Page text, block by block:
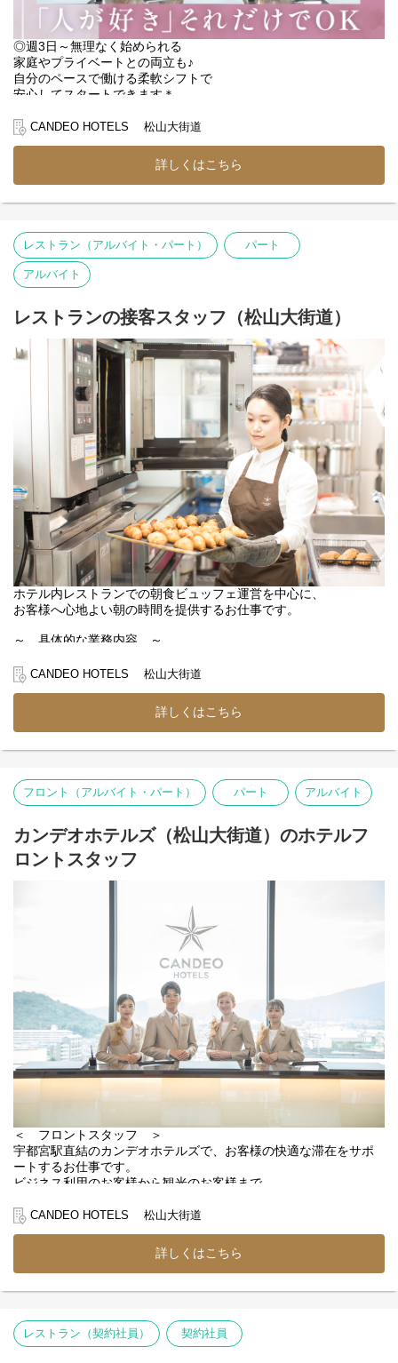
少しずつ業務に慣れていけます♪
▼1日の仕事の流れをご紹介
【フロントスタッフの1日（日勤例）】
08:00｜出勤・引き継ぎ
09:00｜チェックイン事前準備
11:00｜チェックアウト対応
精算・鍵の回収・お荷物の預かり
13:00｜お部屋の最終チェック
清掃後のお部屋をチェックリストに沿って確認
15:00｜チェックイン開始
（お部屋・館内のご案内・精算）
17:00｜退勤
遅番スタッフへ引き継ぎを行い、業務終了！
23:00｜出勤・引き継ぎ
23:30｜在庫管理、システム更新
その日にチェックインしたお客様の
顧客管理を行うためのシステム更新
05:00｜お客様対応とPC業務など
お客様からの問い合わせ対応（ない場合もあり）
他、口コミサイトへの返信、各種旅行サイトの更新など
08:00｜退勤
日勤スタッフへ引き継ぎを行い、業務終了！
【働く環境】
利用されるお客様は日本人の方が多いので
英語が話せなくても問題ありません◎
観光や出張など、さまざまなお客様と関われるので、
接客の幅を広げたい方にも最適◎
高級感あふれるインテリアと清潔感が魅力のホテル！
落ち着いた空間の中で、丁寧な接客を大切にしながら、
地元松山を離れず、四つ星ホテルで働きたい！そんな方大歓迎！
転勤もないので腰を据えて働けます。
◎週3日～無理なく始められる
家庭やプライベートとの両立も♪
自分のペースで働ける柔軟シフトで
安心してスタートできます＊
接客マニュアルも充実しているので
一つずつ覚えていける環境です＊
◎副業・WワークもOK♪
スキマ時間を有効活用したい方も、
◎アルバイト・パートさんにも賞与あり！
しっかり稼げるお仕事です！
そんな温かな文化こそが当社の誇れる自慢です！
業務は常にチーム制なので、「こんな時どうしよう。。」
そんな些細な不安も、すぐ共有し合える環境です◎
＊【主なお仕事はコチラ】＊
◆ホテル業界に興味がある方必見◆
カンデオホテルズのフロントスタッフとして
ホテルの「顔」として働いてみませんか？
【フロント業務】
＊チェックイン?アウト対応
＊予約管理システム操作
※PCでの簡単なデータ入力
＊電話対応
＊観光案内対応
【バックオフィス業務】
＊客室点検・備品管理
【その他】
一人で抱え込む心配はありません◎
最初は先輩スタッフのサポートを受けながら、
少しずつ業務に慣れていけます♪
08:00｜出勤・引き継ぎ
09:00｜チェックイン事前準備
予約状況の確認、清掃指示書の作成
11:00｜チェックアウト対応
精算・鍵の回収・お荷物の預かり
12:00｜お昼休憩
清掃後のお部屋をチェックリストに沿って確認
本日のお客様をお出迎え
（お部屋・館内のご案内・精算）
遅番スタッフへ引き継ぎを行い、業務終了！
【フロントスタッフの1日（夜勤例）】
23:00｜出勤・引き継ぎ
23:30｜在庫管理、システム更新
その日にチェックインしたお客様の
顧客管理を行うためのシステム更新
05:00｜お客様対応とPC業務など
08:00｜退勤
日勤スタッフへ引き継ぎを行い、業務終了！
【働く環境】
英語が話せなくても問題ありません◎
観光や出張など、さまざまなお客様と関われるので、
接客の幅を広げたい方にも最適◎
高級感あふれるインテリアと清潔感が魅力のホテル！
CANDEO HOTELS 松山大街道
詳しくはこちら
レストラン（アルバイト・パート） パート
アルバイト
レストランの接客スタッフ（松山大街道）
ホテル内レストランでの朝食ビュッフェ運営を中心に、
お客様へ心地よい朝の時間を提供するお仕事です。
～ 具体的な業務内容 ～
●朝食会場での接客対応
●料理の補充・提供
朝の時間帯は、ビュッフェ料理の準備やフロアでの接客、
お客様が気持ちよく一日をスタートできるよう、
笑顔のおもてなしをお願いします。
夜の時間帯は、翌日の朝食提供に向けた仕込み業務が中心です。
朝のシフト担当へスムーズに引き継げるよう、
食材の準備や仕込み作業を行います。
未経験の方も安心してスタートできます。
また、簡単な業務からお任せするので、
ホテル勤務や飲食店勤務が初めてという方も大歓迎！
先輩のサポートのもと、少しずつできることを増やしていきまし
【 ホテルのお仕事を幅広く経験できる 】
レストラン業務だけでなく、希望や適性に応じて
フロントでのチェックイン・チェックアウト対応や予約受付な
ど、
ホテル運営に関わるさまざまな業務を経験することも可能です。
客室プランの企画や受発注業務、売上管理、
スタッフ育成のサポートなどに携わるチャンスもあります。
接客スキルだけでなく、ホテル運営の知識も身につけながら、
自分らしい成長を目指せる環境です。
CANDEO HOTELS 松山大街道
詳しくはこちら
フロント（アルバイト・パート） パート アルバイト
カンデオホテルズ（松山大街道）のホテルフ
ロントスタッフ
＜ フロントスタッフ ＞
宇都宮駅直結のカンデオホテルズで、お客様の快適な滞在をサポ
ートするお仕事です。
ビジネス利用のお客様から観光のお客様まで、
きます。
＊チェックイン、チェックアウト対応
＊お客様情報の管理
＊近隣施設や観光スポットのご案内
＊その他フロント業務全般
CANDEO HOTELS 松山大街道
詳しくはこちら
レストラン（契約社員） 契約社員